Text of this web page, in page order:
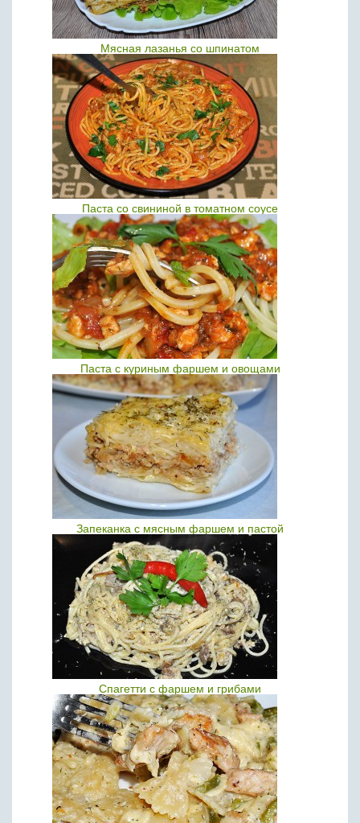
Мясная лазанья со шпинатом
Паста со свининой в томатном соусе
Паста с куриным фаршем и овощами
Запеканка с мясным фаршем и пастой
Спагетти с фаршем и грибами